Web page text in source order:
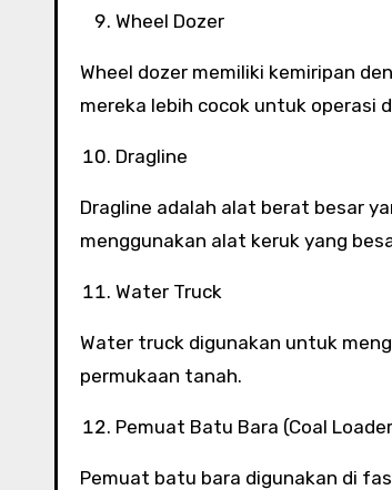
Wheel Dozer
Wheel dozer memiliki kemiripan
mereka lebih cocok untuk operasi
Dragline
Dragline adalah alat berat besar
menggunakan alat keruk yang
Water Truck
Water truck digunakan untuk
permukaan tanah.
Pemuat Batu Bara (Coal
Pemuat batu bara digunakan di